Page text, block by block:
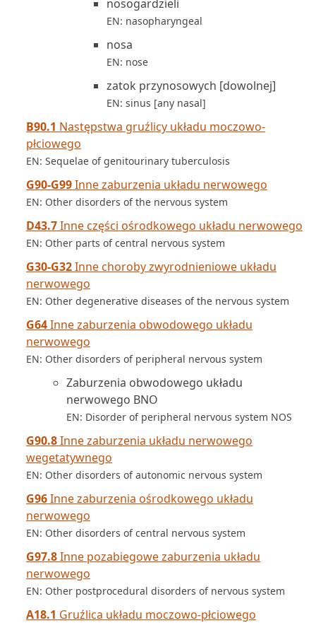
nosogardzieli
EN: nasopharyngeal
nosa
EN: nose
zatok przynosowych [dowolnej]
EN: sinus [any nasal]
B90.1 Następstwa gruźlicy układu moczowo-
płciowego
EN: Sequelae of genitourinary tuberculosis
G90-G99Inne zaburzenia układu nerwowego
EN: Other disorders of the nervous system
D43.7Inne części ośrodkowego układu nerwowego
EN: Other parts of central nervous system
G30-G32Inne choroby zwyrodnieniowe układu
nerwowego
EN: Other degenerative diseases of the nervous system
G64Inne zaburzenia obwodowego układu
nerwowego
EN: Other disorders of peripheral nervous system
Zaburzenia obwodowego układu
nerwowego BNO
EN: Disorder of peripheral nervous system NOS
G90.8Inne zaburzenia układu nerwowego
wegetatywnego
EN: Other disorders of autonomic nervous system
G96Inne zaburzenia ośrodkowego układu
nerwowego
EN: Other disorders of central nervous system
G97.8Inne pozabiegowe zaburzenia układu
nerwowego
EN: Other postprocedural disorders of nervous system
A18.1 Gruźlica układu moczowo-płciowego